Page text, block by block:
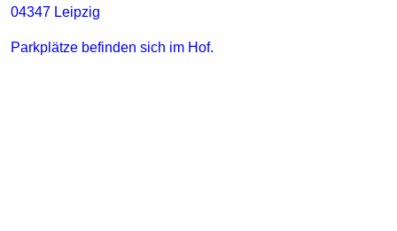
04347 Leipzig
Parkplätze befinden sich im Hof.